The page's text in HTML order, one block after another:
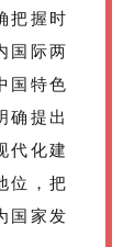
把握时
国际两
国特色
确提出
代化建
位，把
国家发